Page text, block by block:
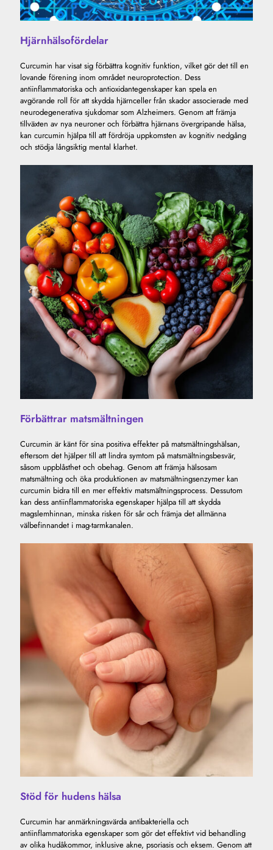
Hjärnhälsofördelar
Curcumin har visat sig förbättra kognitiv funktion, vilket gör det till en
lovande förening inom området neuroprotection. Dess
antiinflammatoriska och antioxidantegenskaper kan spela en
avgörande roll för att skydda hjärnceller från skador associerade med
neurodegenerativa sjukdomar som Alzheimers. Genom att främja
tillväxten av nya neuroner och förbättra hjärnans övergripande hälsa,
kan curcumin hjälpa till att fördröja uppkomsten av kognitiv nedgång
och stödja långsiktig mental klarhet.
Förbättrar matsmältningen
Curcumin är känt för sina positiva effekter på matsmältningshälsan,
eftersom det hjälper till att lindra symtom på matsmältningsbesvär,
såsom uppblåsthet och obehag. Genom att främja hälsosam
matsmältning och öka produktionen av matsmältningsenzymer kan
curcumin bidra till en mer effektiv matsmältningsprocess. Dessutom
kan dess antiinflammatoriska egenskaper hjälpa till att skydda
magslemhinnan, minska risken för sår och främja det allmänna
välbefinnandet i mag-tarmkanalen.
Stöd för hudens hälsa
Curcumin har anmärkningsvärda antibakteriella och
antiinflammatoriska egenskaper som gör det effektivt vid behandling
av olika hudåkommor, inklusive akne, psoriasis och eksem. Genom att